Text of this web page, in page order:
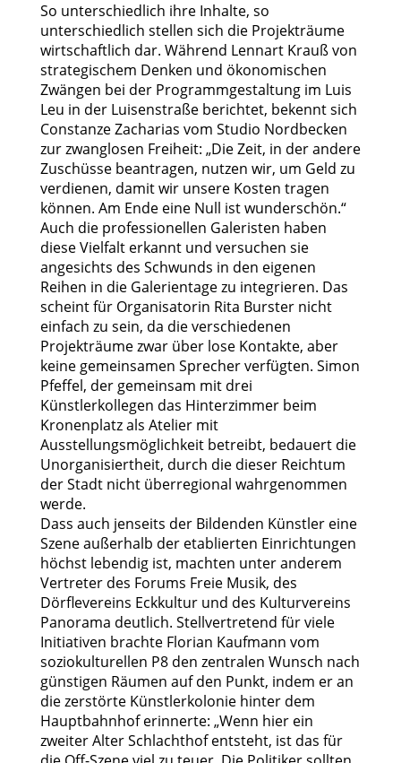
So unterschiedlich ihre Inhalte, so
unterschiedlich stellen sich die Projekträume
wirtschaftlich dar. Während Lennart Krauß von
strategischem Denken und ökonomischen
Zwängen bei der Programmgestaltung im Luis
Leu in der Luisenstraße berichtet, bekennt sich
Constanze Zacharias vom Studio Nordbecken
zur zwanglosen Freiheit: „Die Zeit, in der andere
Zuschüsse beantragen, nutzen wir, um Geld zu
verdienen, damit wir unsere Kosten tragen
können. Am Ende eine Null ist wunderschön.“
Auch die professionellen Galeristen haben
diese Vielfalt erkannt und versuchen sie
angesichts des Schwunds in den eigenen
Reihen in die Galerientage zu integrieren. Das
scheint für Organisatorin Rita Burster nicht
einfach zu sein, da die verschiedenen
Projekträume zwar über lose Kontakte, aber
keine gemeinsamen Sprecher verfügten. Simon
Pfeffel, der gemeinsam mit drei
Künstlerkollegen das Hinterzimmer beim
Kronenplatz als Atelier mit
Ausstellungsmöglichkeit betreibt, bedauert die
Unorganisiertheit, durch die dieser Reichtum
der Stadt nicht überregional wahrgenommen
werde.
Dass auch jenseits der Bildenden Künstler eine
Szene außerhalb der etablierten Einrichtungen
höchst lebendig ist, machten unter anderem
Vertreter des Forums Freie Musik, des
Dörflevereins Eckkultur und des Kulturvereins
Panorama deutlich. Stellvertretend für viele
Initiativen brachte Florian Kaufmann vom
soziokulturellen P8 den zentralen Wunsch nach
günstigen Räumen auf den Punkt, indem er an
die zerstörte Künstlerkolonie hinter dem
Hauptbahnhof erinnerte: „Wenn hier ein
zweiter Alter Schlachthof entsteht, ist das für